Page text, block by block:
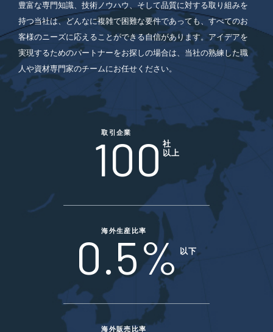
豊富な専門知識、技術ノウハウ、そして品質に対する取り組みを
持つ当社は、どんなに複雑で困難な要件であっても、すべてのお
客様のニーズに応えることができる自信があります。アイデアを
実現するためのパートナーをお探しの場合は、当社の熟練した職
人や資材専門家のチームにお任せください。
取引企業
100 社
以上
海外生産比率
0.5%以下
海外販売比率